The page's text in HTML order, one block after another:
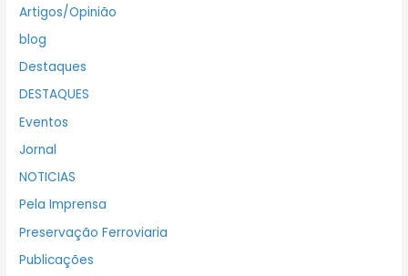
Artigos/Opinião
blog
Destaques
DESTAQUES
Eventos
Jornal
NOTICIAS
Pela Imprensa
Preservação Ferroviaria
Publicações